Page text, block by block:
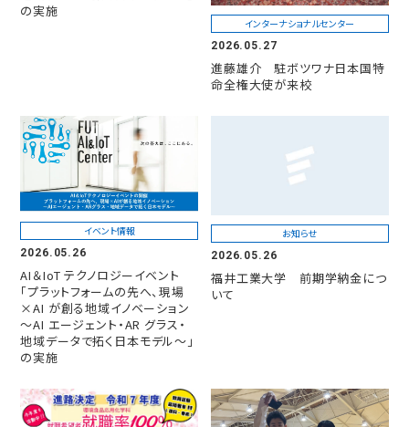
の実施
2026.05.27
インターナショナルセンター
進藤雄介 駐ボツワナ日本国特
命全権大使が来校
2026.05.26
イベント情報
AI＆IoT テクノロジーイベント
「プラットフォームの先へ、現場
×AI が創る地域イノベーション
～AI エージェント・AR グラス・
地域データで拓く日本モデル～」
の実施
2026.05.26
お知らせ
福井工業大学 前期学納金につ
いて